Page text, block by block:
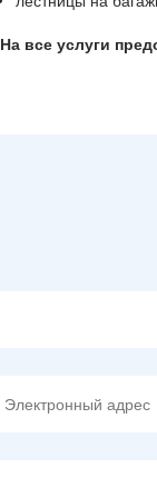
На все услуги